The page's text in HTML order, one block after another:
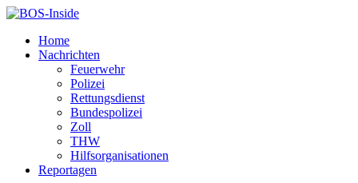
Home
Nachrichten
Feuerwehr
Polizei
Rettungsdienst
Bundespolizei
Zoll
THW
Hilfsorganisationen
Reportagen